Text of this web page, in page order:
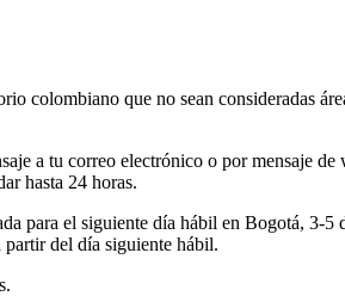
colombiano que no sean consideradas
a tu correo electrónico o por mensaje de
hasta 24 horas.
para el siguiente día hábil en Bogotá, 3-5
partir del día siguiente hábil.